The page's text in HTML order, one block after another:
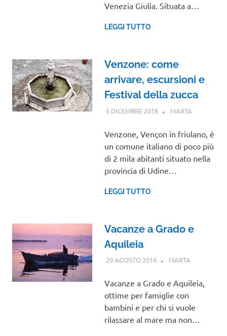
Venezia Giulia. Situata a…
LEGGI TUTTO
Venzone: come
arrivare, escursioni e
Festival della zucca
5 DICEMBRE 2018 MARTA
GIULIA
Venzone, Vençon in friulano, è
un comune italiano di poco più
di 2 mila abitanti situato nella
provincia di Udine…
LEGGI TUTTO
Vacanze a Grado e
Aquileia
29 AGOSTO 2016 MARTA
GIULIA
Vacanze a Grado e Aquileia,
ottime per famiglie con
bambini e per chi si vuole
rilassare al mare ma non…